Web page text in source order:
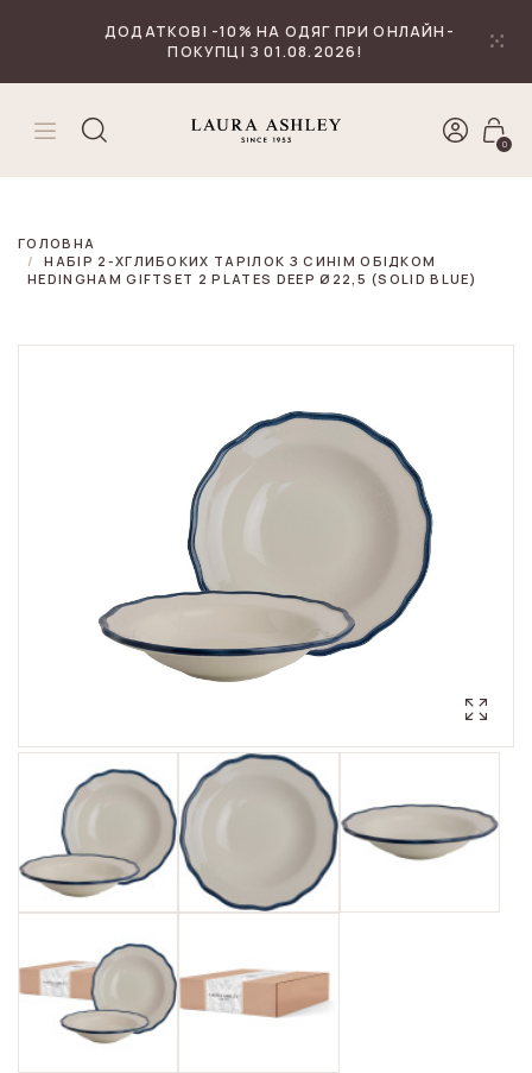
ДОДАТКОВІ -10% НА ОДЯГ ПРИ ОНЛАЙН-
ПОКУПЦІ З 01.08.2026!
0
ГОЛОВНА
НАБІР 2-ХГЛИБОКИХ ТАРІЛОК З СИНІМ ОБІДКОМ
HEDINGHAM GIFTSET 2 PLATES DEEP Ø22,5 (SOLID BLUE)